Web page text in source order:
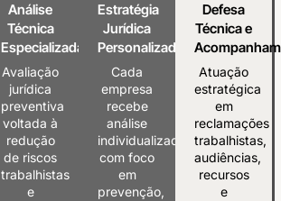
Análise
Técnica
Especializada
Avaliação
jurídica
preventiva
voltada à
redução
de riscos
trabalhistas
e
Estratégia
Jurídica
Personalizada
Cada
empresa
recebe
análise
individualizada
com foco
em
prevenção,
Defesa
Técnica e
Atuação
estratégica
em
reclamações
trabalhistas,
audiências,
recursos
e